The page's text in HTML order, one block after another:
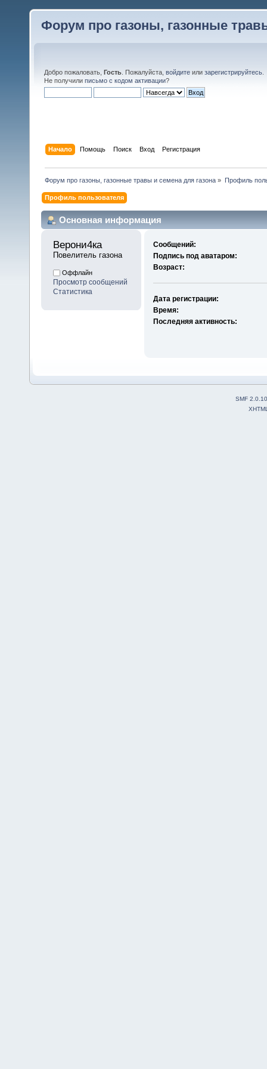
Форум про газоны, газонные
Добро пожаловать, Гость . Пожалуйста, войдите или зарегистрируйтесь
Не получили письмо с кодом активации?
Начало Помощь Поиск Вход Регистрация
Форум про газоны, газонные травы и семена для газона » Профиль
Профиль пользователя
Основная информация
Верони4ка
Повелитель газона
Оффлайн
Просмотр сообщений
Статистика
Сообщений:
Подпись под аватаром:
Возраст:
Дата регистрации:
Время:
Последняя активность:
SMF 2.0.10